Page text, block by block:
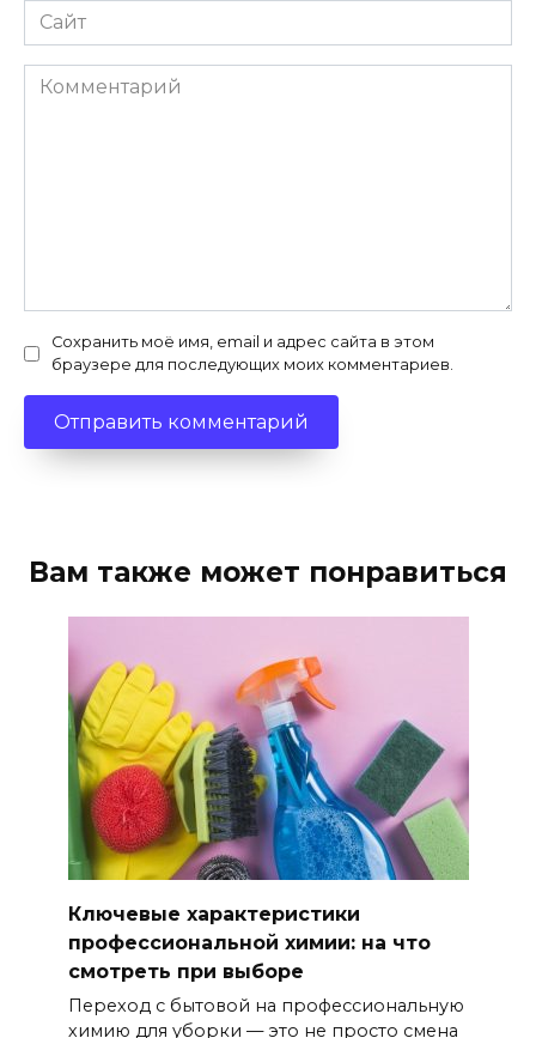
Сайт
Комментарий
Сохранить моё имя, email и адрес сайта в этом
браузере для последующих моих комментариев.
Вам также может понравиться
Ключевые характеристики
профессиональной химии: на что
смотреть при выборе
Переход с бытовой на профессиональную
химию для уборки — это не просто смена